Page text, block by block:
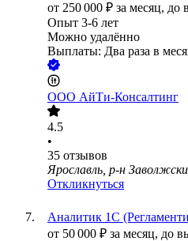
от 250 000 ₽ за месяц, до
Опыт 3-6 лет
Можно удалённо
Выплаты: Два раза в
ООО АйТи-Консалтинг
4.5
•
35 отзывов
Ярославль, р-н
Откликнуться
Аналитик 1С
от 50 000 ₽ за месяц, до